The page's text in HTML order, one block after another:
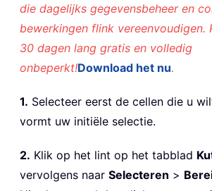
die dagelijks gegevensbeheer en
bewerkingen flink vereenvoudigen.
30 dagen lang gratis en volledig
onbeperkt!Download het nu.
1. Selecteer eerst de cellen die u
vormt uw initiële selectie.
2. Klik op het lint op het tabblad
vervolgens naar Selecteren >